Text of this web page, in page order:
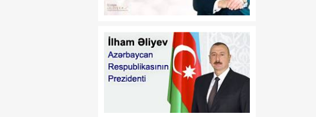
Vaşinqtondan başlayan
15:05
Cənubi Qafqazda
uzunmüddətli sülh və
iqtisadi inteqrasiyanın
14:48
07 Avqust